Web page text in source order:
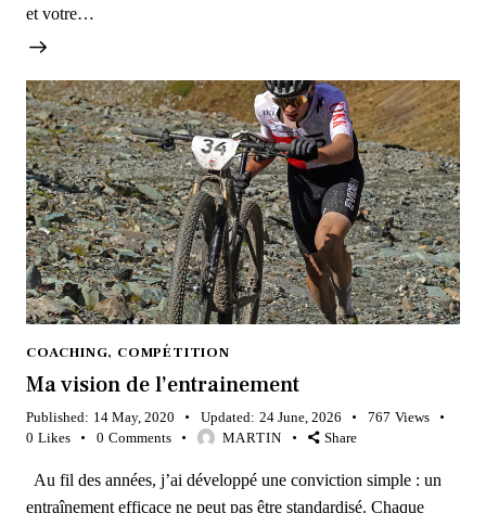
et votre…
COACHING, COMPÉTITION
Ma vision de l’entrainement
Published: 14 May, 2020 Updated: 24 June, 2026 767 Views
0 Likes 0 Comments MARTIN Share
Au fil des années, j’ai développé une conviction simple : un
entraînement efficace ne peut pas être standardisé. Chaque